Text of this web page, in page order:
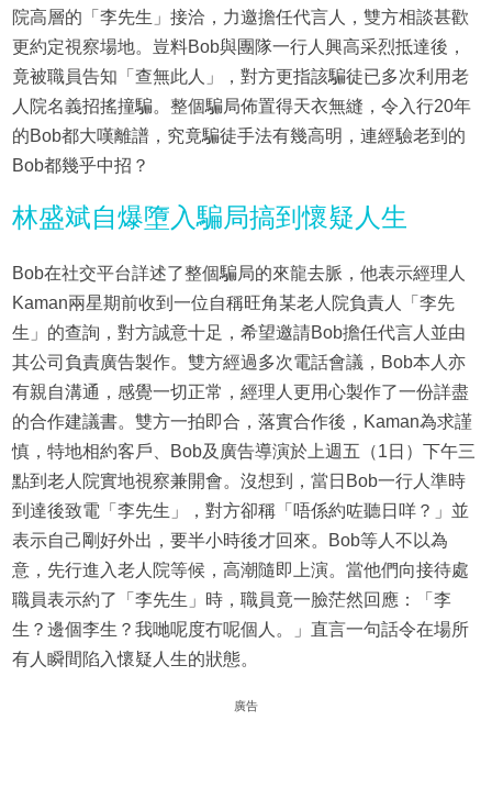
院高層的「李先生」接洽，力邀擔任代言人，雙方相談甚歡
更約定視察場地。豈料Bob與團隊一行人興高采烈抵達後，
竟被職員告知「查無此人」，對方更指該騙徒已多次利用老
人院名義招搖撞騙。整個騙局佈置得天衣無縫，令入行20年
的Bob都大嘆離譜，究竟騙徒手法有幾高明，連經驗老到的
Bob都幾乎中招？
林盛斌自爆墮入騙局搞到懷疑人生
Bob在社交平台詳述了整個騙局的來龍去脈，他表示經理人
Kaman兩星期前收到一位自稱旺角某老人院負責人「李先
生」的查詢，對方誠意十足，希望邀請Bob擔任代言人並由
其公司負責廣告製作。雙方經過多次電話會議，Bob本人亦
有親自溝通，感覺一切正常，經理人更用心製作了一份詳盡
的合作建議書。雙方一拍即合，落實合作後，Kaman為求謹
慎，特地相約客戶、Bob及廣告導演於上週五（1日）下午三
點到老人院實地視察兼開會。沒想到，當日Bob一行人準時
到達後致電「李先生」，對方卻稱「唔係約咗聽日咩？」並
表示自己剛好外出，要半小時後才回來。Bob等人不以為
意，先行進入老人院等候，高潮隨即上演。當他們向接待處
職員表示約了「李先生」時，職員竟一臉茫然回應：「李
生？邊個李生？我哋呢度冇呢個人。」直言一句話令在場所
有人瞬間陷入懷疑人生的狀態。
廣告